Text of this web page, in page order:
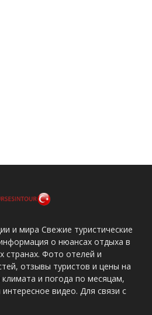
и мира Свежие туристические
о нюансах отдыха в
странах. Фото отелей и
отзывы туристов и цены на
и погода по месяцам,
видео. Для связи с